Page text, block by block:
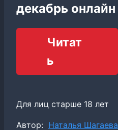
декабрь онлайн
Читат
ь
Для лиц старше 18 лет
Метки
Автор: Наталья Шагаева